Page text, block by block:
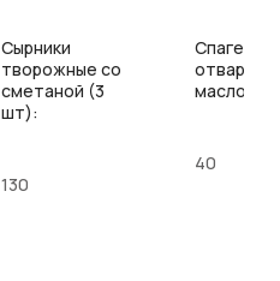
Сырники
творожные со
сметаной (3
шт):
130
Спагетти
отварные
маслом
40